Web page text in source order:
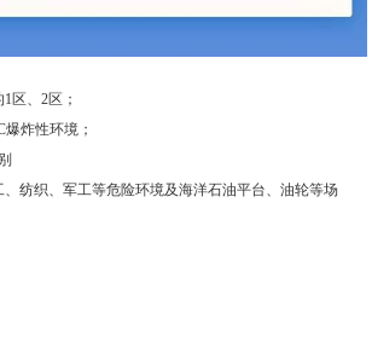
区、2区；
炸性环境；
纺织、军工等危险环境及海洋石油平台、油轮等场